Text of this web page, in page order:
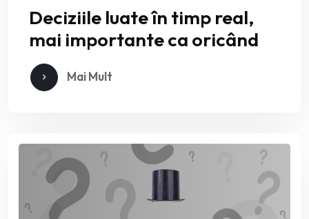
Deciziile luate în timp real,
mai importante ca oricând
Mai Mult